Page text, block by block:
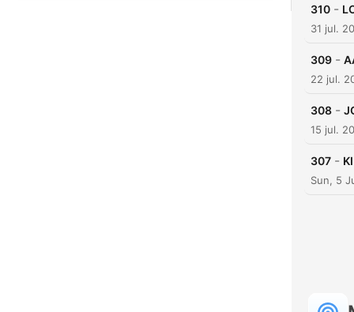
310 -
31 jul.
309 -
22 jul.
308 -
15 jul.
307 -
Sun, 5